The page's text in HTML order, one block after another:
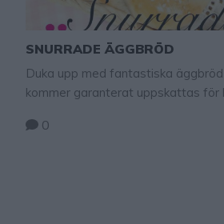
SNURRADE ÄGGBRÖD
Duka upp med fantastiska
kommer garanterat uppskattas för
0